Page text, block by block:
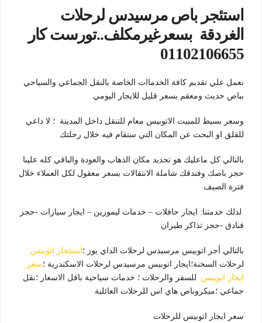
استئجر باص مرسيدس لرحلات
الغردقة بسعرغيرمكلف..تورست كار
01102106655
نعمل علي تقديم كافة الخدماات الخاصة بالنقل الجماعي والسياحي
بباص حديث ومعقم بسعر قليل للايجار اليومي
وسعر بسيط للمبيت الاتوبيس معام للتنقل داخل المدينة ؛ لا داعي
للقلق او البحث عن المكان التي ستقام فيه خلال رحلتك
بالتالي كل ماعليك هو تحديد مكان الذهاب والعودة والباقي كله علينا
حجز باصك وفندقك شاملة الانتقالات بسعر معقول لكل العملاء خلال
فترة الصيف
لذلك خدمتنا: ايجار حافلات – خدمات ليموزين – ايجار سيارات -حجز
فنادق -حجز تذاكر طيران
بالتالي أجر اتوبيس مرسيدس لرحلات الداي يوز ؛ استئجار اتوبيس
لرحلات السخنة؛ايجار اتوبيس مرسيدس لرحلات الاسكندرية ؛سعر
ايجار اتوبيس
للسفر والرحلات ؛ خدمات سياحية باقل الاسعار ؛نقل
جماعي ؛ميكروباص هاي اس للرحلات العائلية
سعر ايجار اتوبيس للرحلات